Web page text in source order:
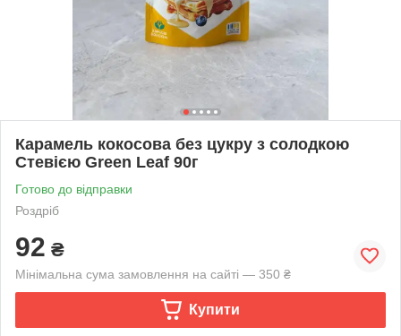
Карамель кокосова без цукру з солодкою
Стевією Green Leaf 90г
Готово до відправки
Роздріб
92 ₴
Мінімальна сума замовлення на сайті — 350 ₴
Купити